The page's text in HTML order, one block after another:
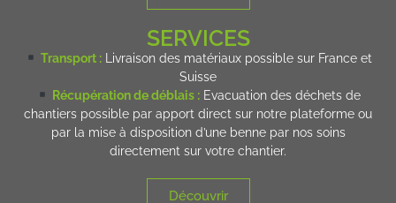
SERVICES
Transport :Livraison des matériaux possible sur France et
Suisse
Récupération de déblais :Evacuation des déchets de
chantiers possible par apport direct sur notre plateforme ou
par la mise à disposition d’une benne par nos soins
directement sur votre chantier.
Découvrir